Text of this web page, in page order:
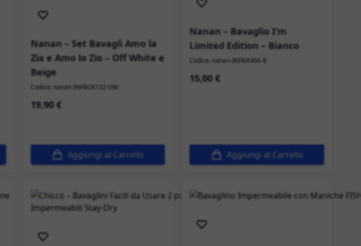
Nanan – Set Bavagli Amo la
Zia e Amo lo Zio – Off White e
Beige
Codice: nanan-INFBOX132-OW
19,90 €
Aggiungi al Carrello
Nanan – Bavaglio I'm
Limited Edition – Bianco
Codice: nanan-INFBAV06-B
15,00 €
Aggiungi al Carrello